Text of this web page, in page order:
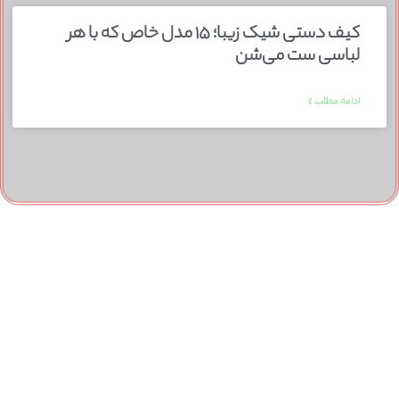
کیف دستی شیک زیبا؛ ۱۵ مدل خاص که با هر
لباسی ست می‌شن
ادامه مطلب »